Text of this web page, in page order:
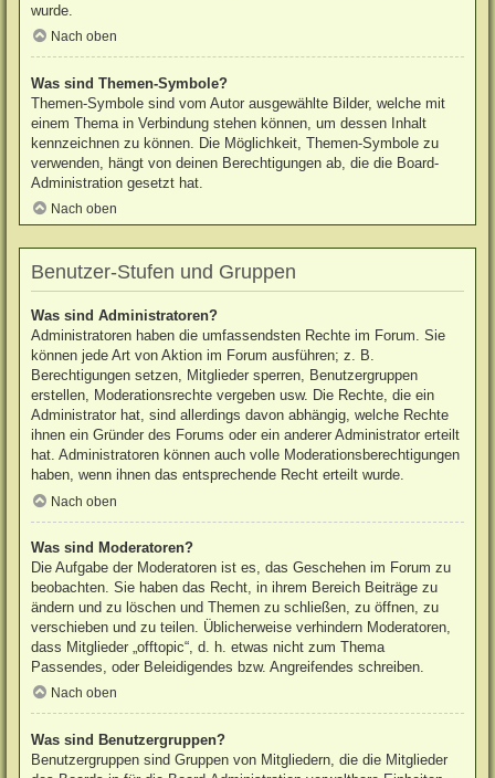
wurde.
Nach oben
Was sind Themen-Symbole?
Themen-Symbole sind vom Autor ausgewählte Bilder, welche mit
einem Thema in Verbindung stehen können, um dessen Inhalt
kennzeichnen zu können. Die Möglichkeit, Themen-Symbole zu
verwenden, hängt von deinen Berechtigungen ab, die die Board-
Administration gesetzt hat.
Nach oben
Benutzer-Stufen und Gruppen
Was sind Administratoren?
Administratoren haben die umfassendsten Rechte im Forum. Sie
können jede Art von Aktion im Forum ausführen; z. B.
Berechtigungen setzen, Mitglieder sperren, Benutzergruppen
erstellen, Moderationsrechte vergeben usw. Die Rechte, die ein
Administrator hat, sind allerdings davon abhängig, welche Rechte
ihnen ein Gründer des Forums oder ein anderer Administrator erteilt
hat. Administratoren können auch volle Moderationsberechtigungen
haben, wenn ihnen das entsprechende Recht erteilt wurde.
Nach oben
Was sind Moderatoren?
Die Aufgabe der Moderatoren ist es, das Geschehen im Forum zu
beobachten. Sie haben das Recht, in ihrem Bereich Beiträge zu
ändern und zu löschen und Themen zu schließen, zu öffnen, zu
verschieben und zu teilen. Üblicherweise verhindern Moderatoren,
dass Mitglieder „offtopic“, d. h. etwas nicht zum Thema
Passendes, oder Beleidigendes bzw. Angreifendes schreiben.
Nach oben
Was sind Benutzergruppen?
Benutzergruppen sind Gruppen von Mitgliedern, die die Mitglieder